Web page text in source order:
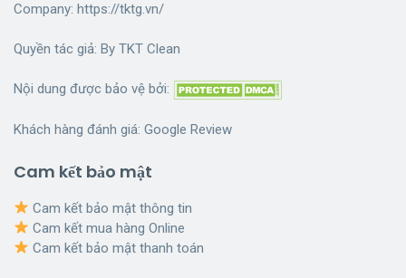
Company: https://tktg.vn/
Quyền tác giả: By TKT Clean
Nội dung được bảo vệ bởi:
Khách hàng đánh giá: Google Review
Cam kết bảo mật
Cam kết bảo mật thông tin
Cam kết mua hàng Online
Cam kết bảo mật thanh toán